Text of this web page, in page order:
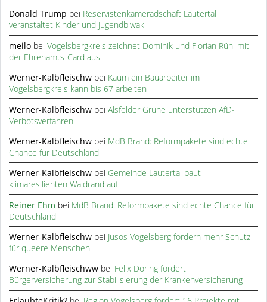
Donald Trump bei Reservistenkameradschaft Lautertal
veranstaltet Kinder und Jugendbiwak
meilo beiVogelsbergkreis zeichnet Dominik und Florian Rühl mit
der Ehrenamts-Card aus
Werner-Kalbfleischw bei Kaum ein Bauarbeiter im
Vogelsbergkreis kann bis 67 arbeiten
Werner-Kalbfleischw beiAlsfelder Grüne unterstützen AfD-
Verbotsverfahren
Werner-Kalbfleischw bei MdB Brand: Reformpakete sind echte
Chance für Deutschland
Werner-Kalbfleischw bei Gemeinde Lautertal baut
klimaresilienten Waldrand auf
Reiner Ehm bei MdB Brand: Reformpakete sind echte Chance für
Deutschland
Werner-Kalbfleischw bei Jusos Vogelsberg fordern mehr Schutz
für queere Menschen
Werner-Kalbfleischww bei Felix Döring fordert
Bürgerversicherung zur Stabilisierung der Krankenversicherung